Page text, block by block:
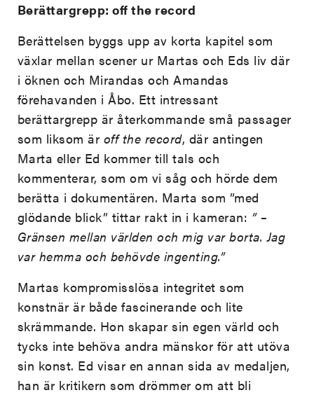
Berättargrepp: off the record
Berättelsen byggs upp av korta kapitel som
växlar mellan scener ur Martas och Eds liv där
i öknen och Mirandas och Amandas
förehavanden i Åbo. Ett intressant
berättargrepp är återkommande små passager
som liksom är off the record, där antingen
Marta eller Ed kommer till tals och
kommenterar, som om vi såg och hörde dem
berätta i dokumentären. Marta som ”med
glödande blick” tittar rakt in i kameran: ”­ –
Gränsen mellan världen och mig var borta. Jag
var hemma och behövde ingenting.”
Martas kompromisslösa integritet som
konstnär är både fascinerande och lite
skrämmande. Hon skapar sin egen värld och
tycks inte behöva andra mänskor för att utöva
sin konst. Ed visar en annan sida av medaljen,
han är kritikern som drömmer om att bli